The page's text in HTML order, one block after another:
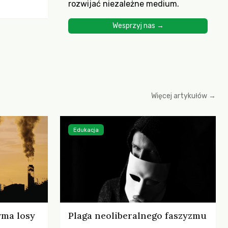
rozwijać niezależne medium.
Wesprzyj nas →
Więcej artykułów →
losy
Plaga neoliberalnego faszyzmu
Edukacja